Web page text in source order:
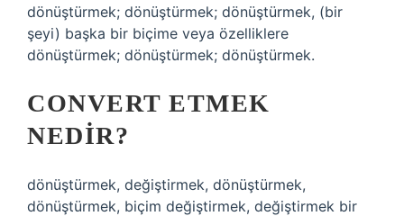
dönüştürmek; dönüştürmek; dönüştürmek, (bir
şeyi) başka bir biçime veya özelliklere
dönüştürmek; dönüştürmek; dönüştürmek.
CONVERT ETMEK
NEDIR?
dönüştürmek, değiştirmek, dönüştürmek,
dönüştürmek, biçim değiştirmek, değiştirmek bir